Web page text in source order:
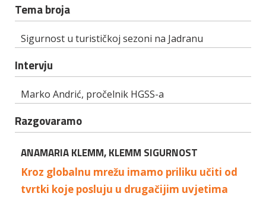
Tema broja
Sigurnost u turističkoj sezoni na Jadranu
Intervju
Marko Andrić, pročelnik HGSS-a
Razgovaramo
ANAMARIA KLEMM, KLEMM SIGURNOST
Kroz globalnu mrežu imamo priliku učiti od
tvrtki koje posluju u drugačijim uvjetima